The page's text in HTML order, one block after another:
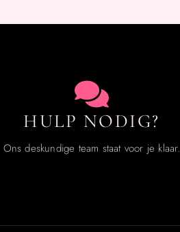
HULP NODIG?
Ons deskundige team staat voor je klaar.